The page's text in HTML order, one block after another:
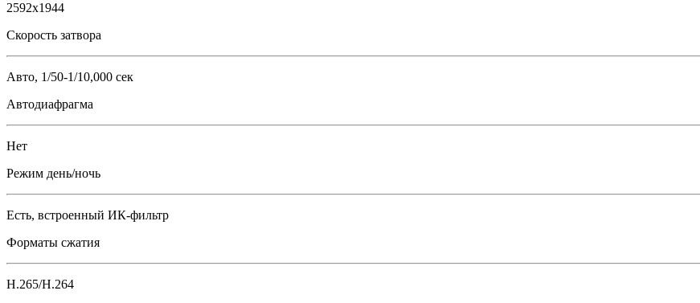
2592x1944
Скорость затвора
Авто, 1/50-1/10,000 сек
Автодиафрагма
Нет
Режим день/ночь
Есть, встроенный ИК-фильтр
Форматы сжатия
H.265/H.264